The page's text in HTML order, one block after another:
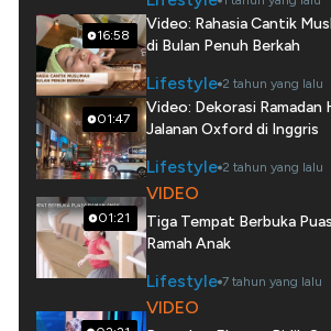
16:58
Video: Rahasia Cantik
di Bulan Penuh Berkah
Lifestyle 2 tahun yang lalu
01:47
Video: Dekorasi Ramadan
Jalanan Oxford di Inggris
Lifestyle 2 tahun yang lalu
01:21
VIDEO
Tiga Tempat Berbuka
Ramah Anak
Lifestyle 7 tahun yang lalu
VIDEO